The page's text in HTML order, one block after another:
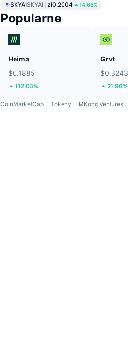
SKYAISKYAI zł0.2004 14.66%
Popularne
Heima
$0.1885
112.03%
Grvt
$0.3243
21.96%
CoinMarketCap Tokeny MKong Ventures